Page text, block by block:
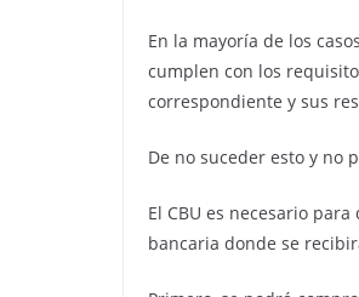
En la mayoría de los
cumplen con los
correspondiente y sus
De no suceder esto y no
El CBU es necesario
bancaria donde se